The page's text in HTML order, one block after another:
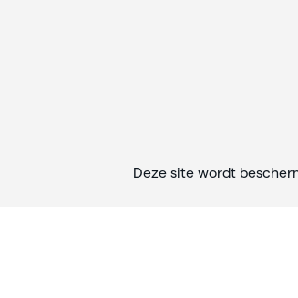
Deze site wordt